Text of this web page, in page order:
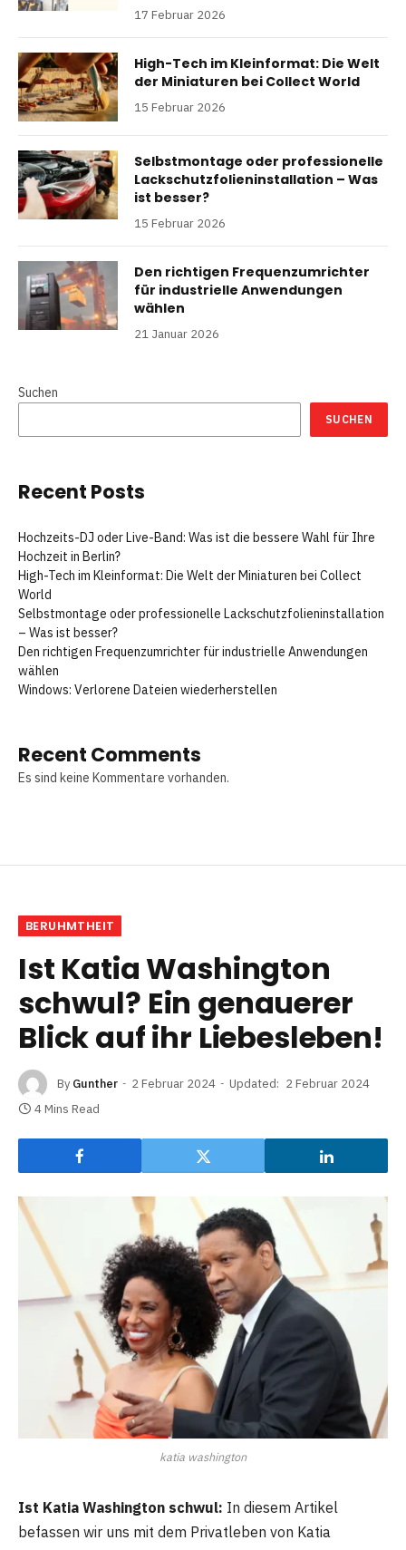
17 Februar 2026
High-Tech im Kleinformat: Die Welt
der Miniaturen bei Collect World
15 Februar 2026
Selbstmontage oder professionelle
Lackschutzfolieninstallation – Was
ist besser?
15 Februar 2026
Den richtigen Frequenzumrichter
für industrielle Anwendungen
wählen
21 Januar 2026
Suchen
SUCHEN
Recent Posts
Hochzeits-DJ oder Live-Band: Was ist die bessere Wahl für Ihre
Hochzeit in Berlin?
High-Tech im Kleinformat: Die Welt der Miniaturen bei Collect
World
Selbstmontage oder professionelle Lackschutzfolieninstallation
– Was ist besser?
Den richtigen Frequenzumrichter für industrielle Anwendungen
wählen
Windows: Verlorene Dateien wiederherstellen
Recent Comments
Es sind keine Kommentare vorhanden.
BERUHMTHEIT
Ist Katia Washington
schwul? Ein genauerer
Blick auf ihr Liebesleben!
By Gunther 2 Februar 2024 Updated: 2 Februar 2024
4 Mins Read
katia washington
Ist Katia Washington schwul: In diesem Artikel
befassen wir uns mit dem Privatleben von Katia